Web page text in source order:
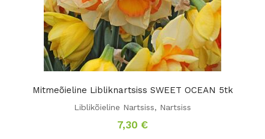
Mitmeõieline Libliknartsiss SWEET OCEAN 5tk
Liblikõieline Nartsiss, Nartsiss
7,30 €